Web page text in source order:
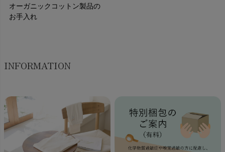
オーガニックコットン製品の
お手入れ
INFORMATION